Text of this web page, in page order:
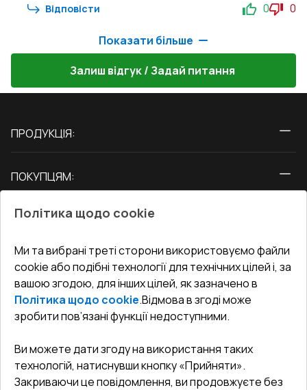
Відповісти 0 0
Показати більше
Залиш відгук / Задай питання
ПРОДУКЦІЯ:
Двері
ПОКУПЦЯМ:
Блог
Адреса гіпермаркета
Як правильно заміряти вікна
СЕРВІС ТА ОБЛУГОВУВАННЯ:
Доставка і Оплата
Гарантія та Сервіс
Повернення товару
Договір публічної оферти
КОНТАКТИ
Офіс:Україна, м. Вінниця, вул. Келецька 60 кв. 61
undefined(undefined)
Політика щодо cookie
Ми та вибрані треті сторони використовуємо файли
cookie або подібні технології для технічних цілей і, за
вашою згодою, для інших цілей, як зазначено в
Політика щодо cookie.Відмова в згоді може
зробити пов’язані функції недоступними.
Ви можете дати згоду на використання таких
технологій, натиснувши кнопку «Прийняти».
Закриваючи це повідомлення, ви продовжуєте без